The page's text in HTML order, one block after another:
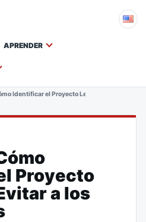
APRENDER
Identificar el Proyecto Legítimo y Evitar a
Proyecto
a los